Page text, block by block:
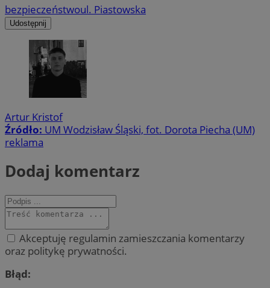
bezpieczeństwoul. Piastowska
Udostępnij
Artur Kristof
Źródło: UM Wodzisław Śląski, fot. Dorota Piecha (UM)
reklama
Dodaj komentarz
Akceptuję regulamin zamieszczania komentarzy
oraz politykę prywatności.
Błąd: